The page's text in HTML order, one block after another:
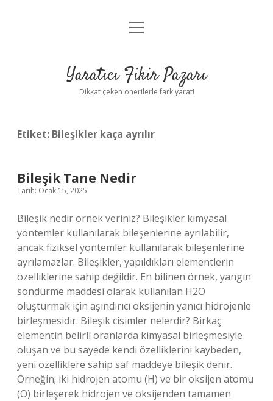
Anasayfa
Yasal Uyarı
menüyü
Yaratıcı Fikir Pazarı
Dikkat çeken önerilerle fark yarat!
Etiket: Bileşikler kaça ayrılır
Bileşik Tane Nedir
Tarih: Ocak 15, 2025
Bileşik nedir örnek veriniz? Bileşikler kimyasal
yöntemler kullanılarak bileşenlerine ayrılabilir,
ancak fiziksel yöntemler kullanılarak bileşenlerine
ayrılamazlar. Bileşikler, yapıldıkları elementlerin
özelliklerine sahip değildir. En bilinen örnek, yangın
söndürme maddesi olarak kullanılan H2O
oluşturmak için aşındırıcı oksijenin yanıcı hidrojenle
birleşmesidir. Bileşik cisimler nelerdir? Birkaç
elementin belirli oranlarda kimyasal birleşmesiyle
oluşan ve bu sayede kendi özelliklerini kaybeden,
yeni özelliklere sahip saf maddeye bileşik denir.
Örneğin; iki hidrojen atomu (H) ve bir oksijen atomu
(O) birleşerek hidrojen ve oksijenden tamamen